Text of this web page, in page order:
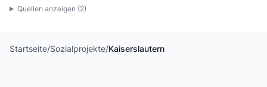
Quellen anzeigen (2)
Startseite/Sozialprojekte/Kaiserslautern